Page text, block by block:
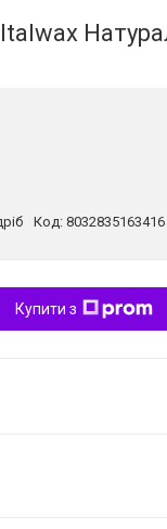
Код: 8032835163416
Купити з